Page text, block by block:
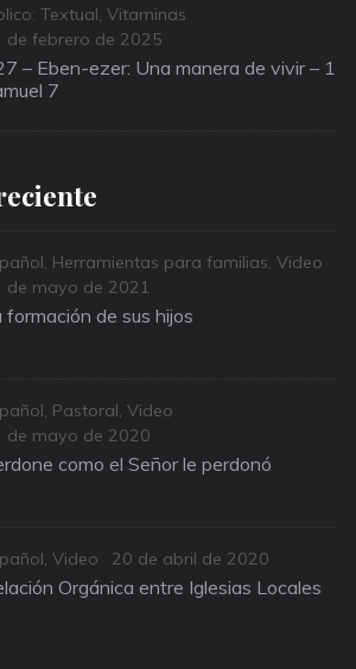
Textual, Vitaminas
de febrero de 2025
– Eben-ezer: Una manera de vivir – 1
7
, Herramientas para familias, Video
de mayo de 2021
formación de sus hijos
, Pastoral, Video
de mayo de 2020
como el Señor le perdonó
, Video
Posted
on
20 de abril de 2020
Orgánica entre Iglesias Locales